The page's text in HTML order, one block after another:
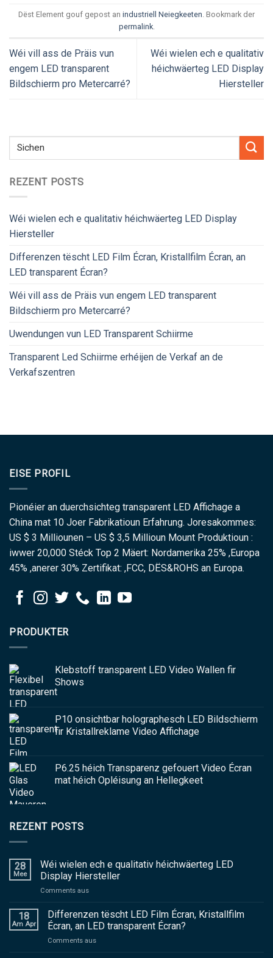
Dëst Element gouf gepost an industriell Neiegkeeten . Bookmark der
permalink.
Wéi vill ass de Präis vun
engem LED transparent
Bildschierm pro Metercarré?
Wéi wielen ech e qualitativ
héichwäerteg LED Display
Hiersteller
REZENT POSTS
Wéi wielen ech e qualitativ héichwäerteg LED Display
Hiersteller
Differenzen tëscht LED Film Écran, Kristallfilm Écran, an
LED transparent Écran?
Wéi vill ass de Präis vun engem LED transparent
Bildschierm pro Metercarré?
Uwendungen vun LED Transparent Schiirme
Transparent Led Schiirme erhéijen de Verkaf an de
Verkafszentren
EISE PROFIL
Pionéier an duerchsichteg transparent LED Affichage a
China mat 10 Joer Fabrikatioun Erfahrung. Joresakommes:
US $ 3 Milliounen – US $ 3,5 Millioun Mount Produktioun :
iwwer 20,000 Stéck Top 2 Mäert: Nordamerika 25% ,Europa
45% ,anerer 30% Zertifikat: ,FCC, DËS&ROHS an Europa.
PRODUKTER
Klebstoff transparent LED Video Wallen fir
Shows
P10 onsichtbar holographesch LED Bildschierm
fir Kristallreklame Video Affichage
P6.25 héich Transparenz gefouert Video Écran
mat héich Opléisung an Hellegkeet
REZENT POSTS
28
Mee
Wéi wielen ech e qualitativ héichwäerteg LED
Display Hiersteller
Comments ausan
wielen
ech
e
qualitativ
18
Am Apr
Differenzen tëscht LED Film Écran, Kristallfilm
Écran, an LED transparent Écran?
Comments ausan